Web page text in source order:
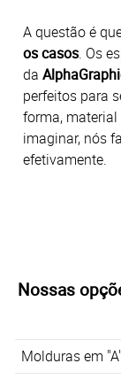
A questão é
os casos. Os
da
perfeitos para
forma,
imaginar, nós
efetivamente.
Nossas
Molduras em "A"